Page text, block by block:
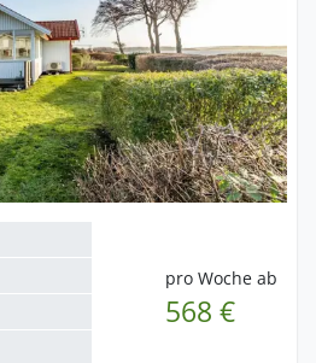
pro Woche ab
568 €